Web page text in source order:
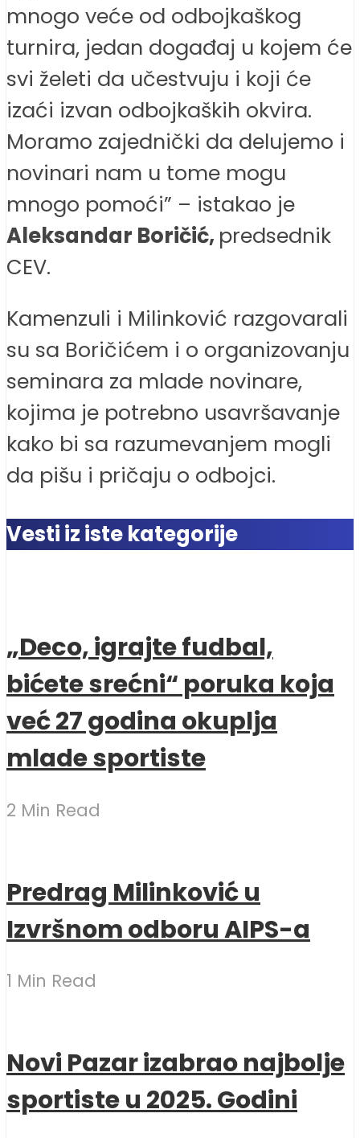
mnogo veće od odbojkaškog
turnira, jedan događaj u kojem će
svi želeti da učestvuju i koji će
izaći izvan odbojkaških okvira.
Moramo zajednički da delujemo i
novinari nam u tome mogu
mnogo pomoći” – istakao je
Aleksandar Boričić, predsednik
CEV.
Kamenzuli i Milinković razgovarali
su sa Boričićem i o organizovanju
seminara za mlade novinare,
kojima je potrebno usavršavanje
kako bi sa razumevanjem mogli
da pišu i pričaju o odbojci.
Vesti iz iste kategorije
„Deco, igrajte fudbal,
bićete srećni“ poruka koja
već 27 godina okuplja
mlade sportiste
2 Min Read
Predrag Milinković u
Izvršnom odboru AIPS-a
1 Min Read
Novi Pazar izabrao najbolje
sportiste u 2025. Godini